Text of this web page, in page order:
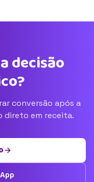
decisão
conversão após a
direto em receita.